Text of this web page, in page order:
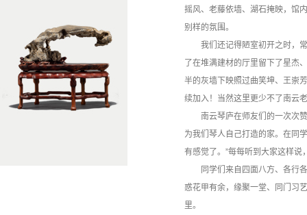
摇风、老藤依墙、湖石掩映，馆
别样的氛围。
我们还记得陋室初开之时，常
了在堆满建材的厅里留下了星杰
半的灰墙下映照过曲笑坤、王崇
续加入！当然这里更少不了南云
南云琴庐在师友们的一次次赞
为我们琴人自己打造的家。在同
有感觉了。”每每听到大家这样
同学们来自四面八方、各行各
惑花甲有余，缘聚一堂、同门习
里。